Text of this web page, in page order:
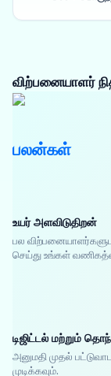
விற்பனையாளர்
பலன்கள்
உயர் அளவிடுதிறன்
பல
செய்து உங்கள்
டிஜிட்டல் மற்றும்
அனுமதி முதல்
முடிக்கவும்.